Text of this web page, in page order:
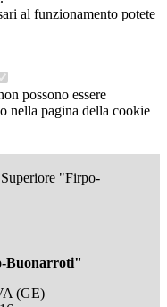
al funzionamento potete
possono essere
nella pagina della cookie
"Firpo-
Buonarroti"
(GE)